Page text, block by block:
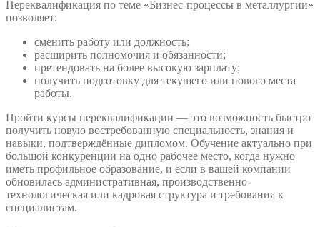
Переквалификация по теме «Бизнес-процессы в металлургии»
позволяет:
сменить работу или должность;
расширить полномочия и обязанности;
претендовать на более высокую зарплату;
получить подготовку для текущего или нового места
работы.
Пройти курсы переквалификации — это возможность быстро
получить новую востребованную специальность, знания и
навыки, подтверждённые дипломом. Обучение актуально при
большой конкуренции на одно рабочее место, когда нужно
иметь профильное образование, и если в вашей компании
обновилась административная, производственно-
технологическая или кадровая структура и требования к
специалистам.